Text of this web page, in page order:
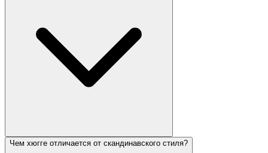
Чем хюгге отличается от скандинавского стиля?